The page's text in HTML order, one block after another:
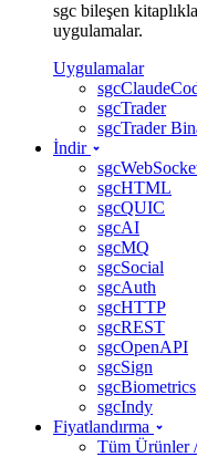
sgc bileşen
uygulamalar.
Uygulamalar
sgcTrader
sgcTrader
İndir
sgcHTML
sgcQUIC
sgcAI
sgcMQ
sgcSocial
sgcAuth
sgcHTTP
sgcREST
sgcOpenAPI
sgcSign
sgcBiometrics
sgcIndy
Fiyatlandırma
Tüm Ürünler